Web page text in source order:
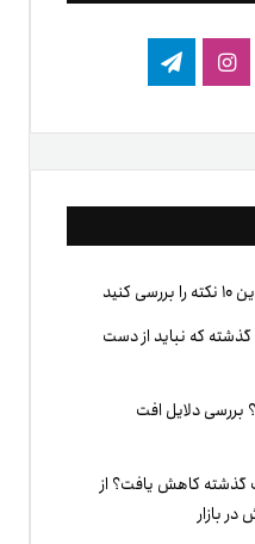
اینستاگرام
تلگرام
گذشته که نباید از دست
دلایل افت
در ۲۴ ساعت گذشته کاهش یافت؟ از
بازار